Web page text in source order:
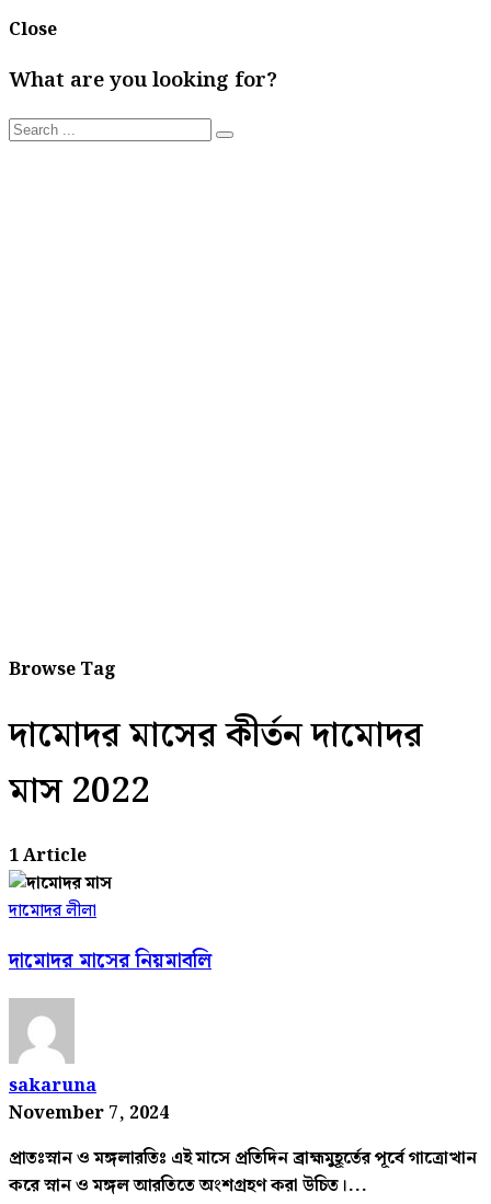
Close
What are you looking for?
Browse Tag
দামোদর মাসের কীর্তন দামোদর
মাস 2022
1 Article
দামোদর লীলা
দামোদর মাসের নিয়মাবলি
sakaruna
November 7, 2024
প্রাতঃস্নান ও মঙ্গলারতিঃ এই মাসে প্রতিদিন ব্রাহ্মমুহূর্তের পূর্বে গাত্রোত্থান
করে স্নান ও মঙ্গল আরতিতে অংশগ্রহণ করা উচিত।...